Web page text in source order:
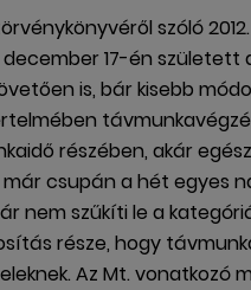
szóló 2012.
17-én
is, bár kisebb
részében, akár
csupán a hét egyes
nem szűkíti le a
része, hogy
Az Mt. vonatkozó